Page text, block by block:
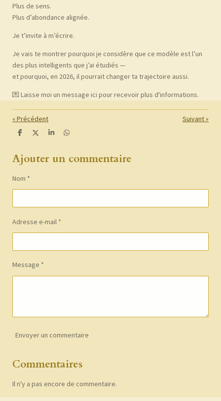
Plus de sens.
Plus d’abondance alignée.
Je t’invite à m’écrire.
Je vais te montrer pourquoi je considère que ce modèle est l’un
des plus intelligents que j’ai étudiés —
et pourquoi, en 2026, il pourrait changer ta trajectoire aussi.
💌 Laisse moi un message ici pour recevoir plus d'informations.
«Précédent Suivant»
P
t
a
e
r
P
t
a
P
a
P
a
Ajouter un commentaire
Nom *
Adresse e-mail *
Message *
Envoyer un commentaire
Commentaires
Il n'y a pas encore de commentaire.